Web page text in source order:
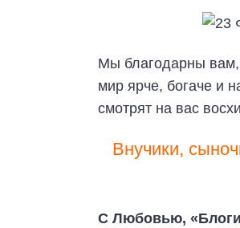
Мы благодарны вам,
мир ярче, богаче и
смотрят на вас
Внучики,
С Любовью,